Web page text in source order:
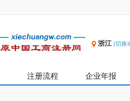
浙江 [切换
注册流程 企业年报